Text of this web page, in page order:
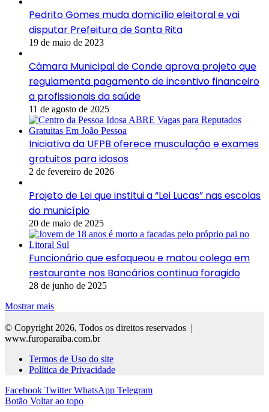
Pedrito Gomes muda domicílio eleitoral e vai
disputar Prefeitura de Santa Rita
19 de maio de 2023
Câmara Municipal de Conde aprova projeto que
regulamenta pagamento de incentivo financeiro
a profissionais da saúde
11 de agosto de 2025
Iniciativa da UFPB oferece musculação e exames
gratuitos para idosos
2 de fevereiro de 2026
Projeto de Lei que institui a “Lei Lucas” nas escolas
do município
20 de maio de 2025
Funcionário que esfaqueou e matou colega em
restaurante nos Bancários continua foragido
28 de junho de 2025
Mostrar mais
© Copyright 2026, Todos os direitos reservados |
www.furoparaiba.com.br
Termos de Uso do site
Política de Privacidade
Facebook Twitter WhatsApp Telegram
Botão Voltar ao topo